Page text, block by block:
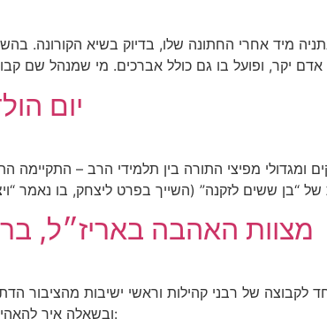
מיד אחרי החתונה שלו, בדיוק בשיא הקורונה.
יום הולדת 60 לרב
מצוות האהבה באריז״ל,
לקבוצה של רבני קהילות וראשי ישיבות מהציבור
ובשאלה איך להאהיב את התורה על הציבור. לשיעור המלא: לתמונות: